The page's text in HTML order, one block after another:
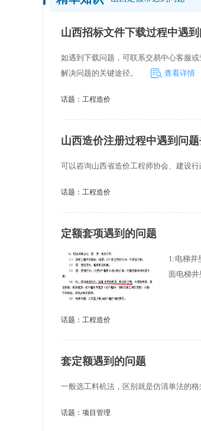
山西招标文件下载过程中遇
如遇到下载问题，可联系交易中心客服
解决问题的关键途径。
查看详情
话题： 工程造价
山西造价注册过程中遇到问
可以咨询山西省造价工程师协会、建设
话题： 工程造价
定额套项遇到的问题
1:电梯井
面电梯
话题： 工程造价
套定额遇到的问题
一般选工料机法，区别就是仿清单法的
话题： 项目管理